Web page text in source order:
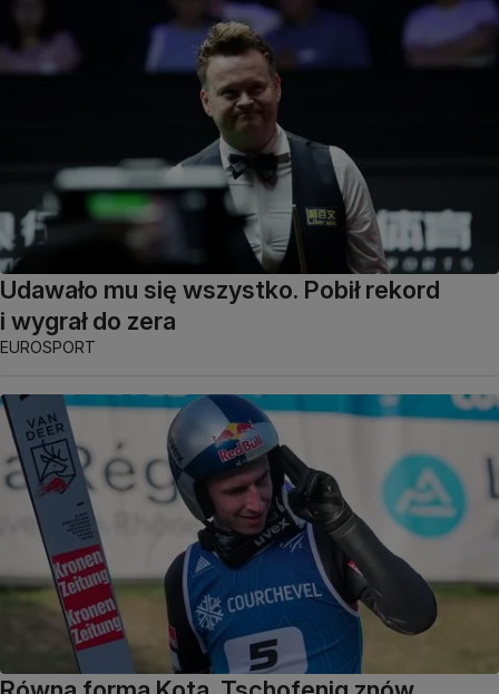
Udawało mu się wszystko. Pobił rekord
i wygrał do zera
EUROSPORT